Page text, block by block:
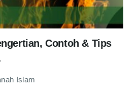
Contoh & Tips
Islam